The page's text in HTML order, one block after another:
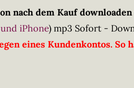
nach dem Kauf
iPhone) mp3 Sofort -
eines Kundenkontos.